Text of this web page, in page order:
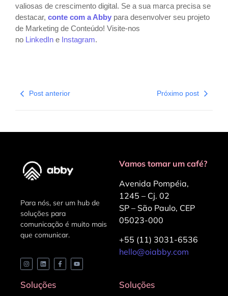
valiosas de crescimento digital. Se a sua marca precisa se
destacar, conte com a Abby para desenvolver seu projeto
de Marketing de Conteúdo! Visite-nos
no LinkedIn e Instagram.
Post anterior Próximo post
Para nós, ser um hub de
soluções para
comunicação é muito mais
que comunicar.
Vamos tomar um café?
Avenida Pompéia,
1245 – Cj. 02
SP – São Paulo, CEP
05023-000
+55 (11) 3031-6536
hello@oiabby.com
Soluções Soluções